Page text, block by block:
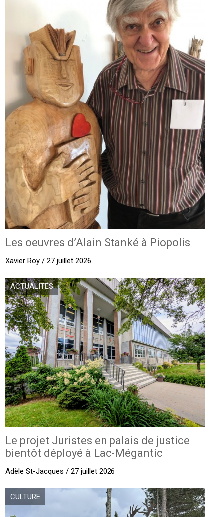
Les oeuvres d’Alain Stanké à Piopolis
Xavier Roy / 27 juillet 2026
ACTUALITÉS
Le projet Juristes en palais de justice
bientôt déployé à Lac-Mégantic
Adèle St-Jacques / 27 juillet 2026
CULTURE